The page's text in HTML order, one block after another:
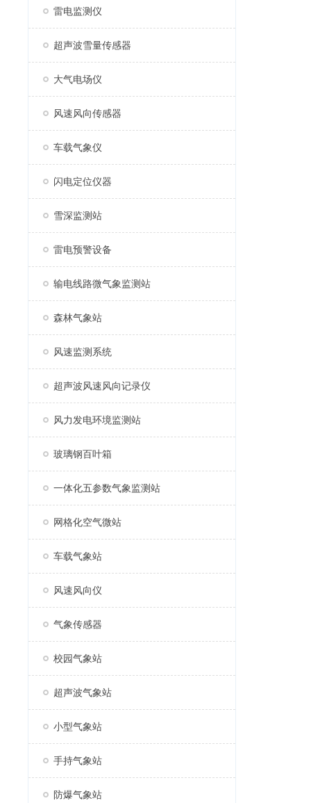
雷电监测仪
超声波雪量传感器
大气电场仪
风速风向传感器
车载气象仪
闪电定位仪器
雪深监测站
雷电预警设备
输电线路微气象监测站
森林气象站
风速监测系统
超声波风速风向记录仪
风力发电环境监测站
玻璃钢百叶箱
一体化五参数气象监测站
网格化空气微站
车载气象站
风速风向仪
气象传感器
校园气象站
超声波气象站
小型气象站
手持气象站
防爆气象站